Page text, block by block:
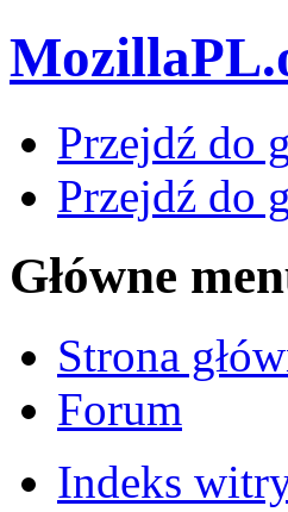
Przejdź do
Przejdź do
Główne
Strona
Forum
Indeks